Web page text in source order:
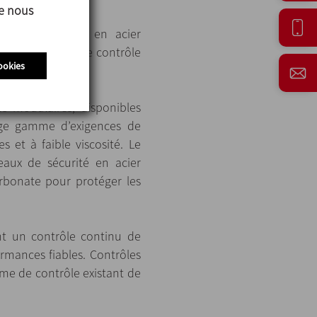
un châssis en acier
et de contrôle
modulaires, disponibles
gamme d’exigences de
et à faible viscosité. Le
de sécurité en acier
pour protéger les
un contrôle continu de
fiables. Contrôles
de contrôle existant de
nous